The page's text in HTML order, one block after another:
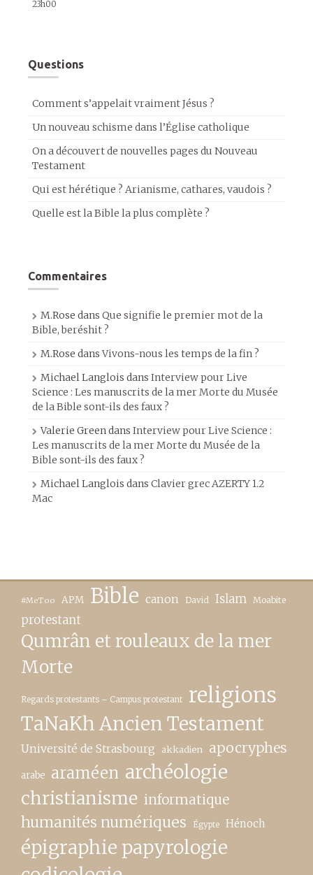
23h00
Questions
Comment s’appelait vraiment Jésus ?
Un nouveau schisme dans l’Église catholique
On a découvert de nouvelles pages du Nouveau
Testament
Qui est hérétique ? Arianisme, cathares, vaudois ?
Quelle est la Bible la plus complète ?
Commentaires
M.Rose dans Que signifie le premier mot de la
Bible, beréshit ?
M.Rose dansVivons-nous les temps de la fin ?
Michael Langlois dans Interview pour Live
Science : Les manuscrits de la mer Morte du Musée
de la Bible sont-ils des faux ?
Valerie Greendans Interview pour Live Science :
Les manuscrits de la mer Morte du Musée de la
Bible sont-ils des faux ?
Michael Langlois dans Clavier grec AZERTY 1.2
Mac
#MeToo APM Bible canon David Islam Moabite
protestant
Qumrân et rouleaux de la mer
Morte
Regards protestants – Campus protestant religions
TaNaKh Ancien Testament
Université de Strasbourg akkadien apocryphes
arabe araméen archéologie
christianisme informatique
humanités numériques Égypte Hénoch
épigraphie papyrologie